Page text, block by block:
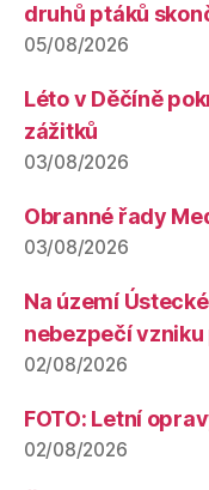
druhů ptáků
05/08/2026
Léto v Děčíně
zážitků
03/08/2026
Obranné řady
03/08/2026
Na území
nebezpečí vzniku
02/08/2026
FOTO: Letní
02/08/2026